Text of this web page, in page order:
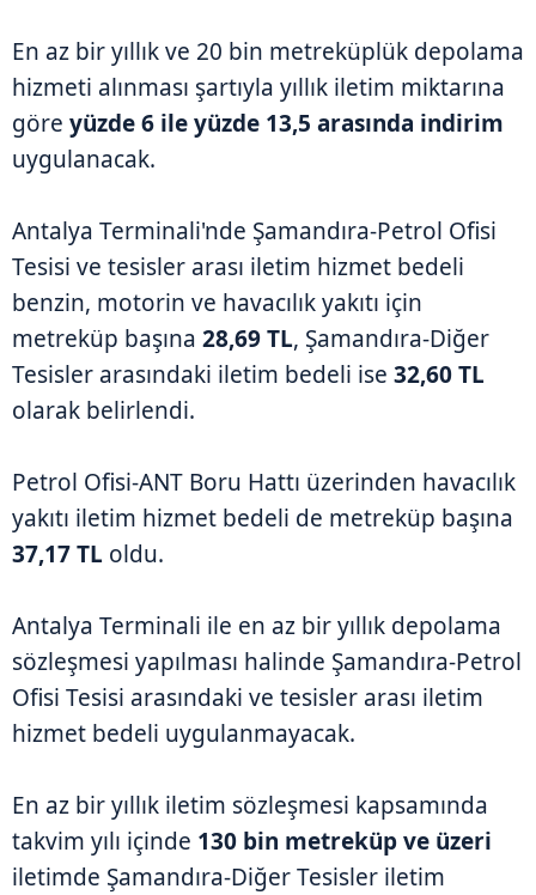
En az bir yıllık ve 20 bin metreküplük depolama
hizmeti alınması şartıyla yıllık iletim miktarına
göre yüzde 6 ile yüzde 13,5 arasında indirim
uygulanacak.
Antalya Terminali'nde Şamandıra-Petrol Ofisi
Tesisi ve tesisler arası iletim hizmet bedeli
benzin, motorin ve havacılık yakıtı için
metreküp başına 28,69 TL, Şamandıra-Diğer
Tesisler arasındaki iletim bedeli ise 32,60 TL
olarak belirlendi.
Petrol Ofisi-ANT Boru Hattı üzerinden havacılık
yakıtı iletim hizmet bedeli de metreküp başına
37,17 TL oldu.
Antalya Terminali ile en az bir yıllık depolama
sözleşmesi yapılması halinde Şamandıra-Petrol
Ofisi Tesisi arasındaki ve tesisler arası iletim
hizmet bedeli uygulanmayacak.
En az bir yıllık iletim sözleşmesi kapsamında
takvim yılı içinde 130 bin metreküp ve üzeri
iletimde Şamandıra-Diğer Tesisler iletim